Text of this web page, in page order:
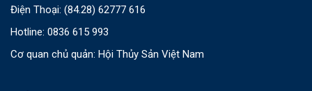
Điện Thoại: (84.28) 62777 616
Hotline: 0836 615 993
Cơ quan chủ quản: Hội Thủy Sản Việt Nam